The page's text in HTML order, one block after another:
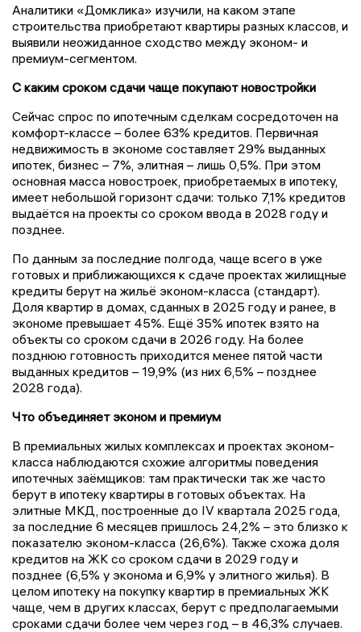
Аналитики «Домклика» изучили, на каком этапе
строительства приобретают квартиры разных классов, и
выявили неожиданное сходство между эконом- и
премиум-сегментом.
С каким сроком сдачи чаще покупают новостройки
Сейчас спрос по ипотечным сделкам сосредоточен на
комфорт-классе – более 63% кредитов. Первичная
недвижимость в экономе составляет 29% выданных
ипотек, бизнес – 7%, элитная – лишь 0,5%. При этом
основная масса новостроек, приобретаемых в ипотеку,
имеет небольшой горизонт сдачи: только 7,1% кредитов
выдаётся на проекты со сроком ввода в 2028 году и
позднее.
По данным за последние полгода, чаще всего в уже
готовых и приближающихся к сдаче проектах жилищные
кредиты берут на жильё эконом-класса (стандарт).
Доля квартир в домах, сданных в 2025 году и ранее, в
экономе превышает 45%. Ещё 35% ипотек взято на
объекты со сроком сдачи в 2026 году. На более
позднюю готовность приходится менее пятой части
выданных кредитов – 19,9% (из них 6,5% – позднее
2028 года).
Что объединяет эконом и премиум
В премиальных жилых комплексах и проектах эконом-
класса наблюдаются схожие алгоритмы поведения
ипотечных заёмщиков: там практически так же часто
берут в ипотеку квартиры в готовых объектах. На
элитные МКД, построенные до IV квартала 2025 года,
за последние 6 месяцев пришлось 24,2% – это близко к
показателю эконом-класса (26,6%). Также схожа доля
кредитов на ЖК со сроком сдачи в 2029 году и
позднее (6,5% у эконома и 6,9% у элитного жилья). В
целом ипотеку на покупку квартир в премиальных ЖК
чаще, чем в других классах, берут с предполагаемыми
сроками сдачи более чем через год – в 46,3% случаев.